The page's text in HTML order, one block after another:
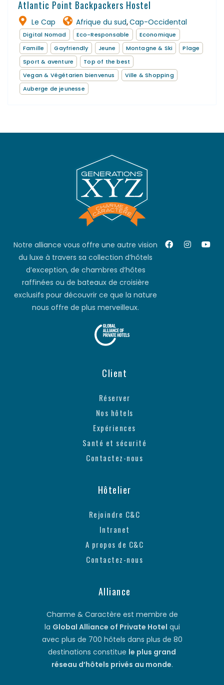
Atlantic Point Backpackers Hostel
Le Cap Afrique du sud,Cap-Occidental
Digital Nomad Eco-Responsable
Economique
Famille
Gayfriendly Jeune Montagne & Ski
Plage
Sport & aventure
Top of the best
Vegan & Végétarien bienvenus
Ville & Shopping
Auberge de jeunesse
Notre alliance vous offre une autre vision
du luxe à travers sa collection d’hôtels
d’exception, de chambres d’hôtes
raffinées ou de bateaux de croisière
exclusifs pour découvrir ce que la nature
nous offre de plus merveilleux.
Client
Réserver
Nos hôtels
Expériences
Santé et sécurité
Contactez-nous
Hôtelier
Rejoindre C&C
Intranet
A propos de C&C
Contactez-nous
Alliance
Charme & Caractère est membre de
la Global Alliance of Private Hotel qui
avec plus de 700 hôtels dans plus de 80
destinations constitue le plus grand
réseau d’hôtels privés au monde.